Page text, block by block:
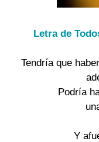
Letra de
Tendría que
Podría
Y